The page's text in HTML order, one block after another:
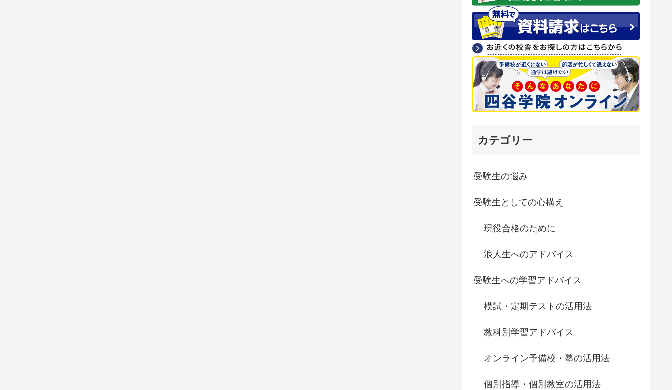
カテゴリー
受験生の悩み
受験生としての心構え
現役合格のために
浪人生へのアドバイス
受験生への学習アドバイス
模試・定期テストの活用法
教科別学習アドバイス
オンライン予備校・塾の活用法
個別指導・個別教室の活用法